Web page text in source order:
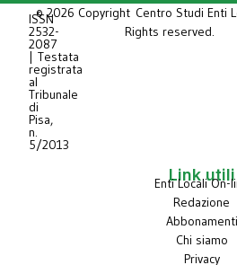
ISSN
2532-
2087
| Testata
registrata
al
Tribunale
di
Pisa,
n.
5/2013
© 2026 Copyright Centro Studi Enti
Rights reserved.
Link utili
Enti Locali On-
Redazione
Abbonamenti
Chi siamo
Privacy